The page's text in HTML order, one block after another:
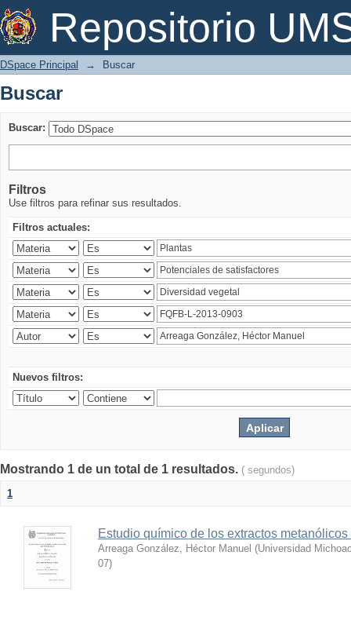
Repositorio
Buscar
DSpace Principal → Buscar
Buscar
Buscar:
Filtros
Use filtros para refinar sus resultados.
Filtros actuales:
Nuevos filtros:
Mostrando 1 de un total de 1 resultados. ( segundos)
1
Estudio químico de los extractos
Arreaga González, Héctor Manuel (Universidad
07)